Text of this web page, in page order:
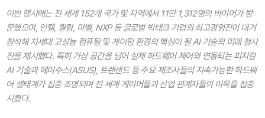
이번 행사에는 전 세계 152개 국가 및 지역에서 11만 1,312명의 바이어가 방
문했으며, 인텔, 퀄컴, 마벨, NXP 등 글로벌 빅테크 기업의 최고경영진이 대거
참석해 차세대 고성능 컴퓨팅 및 게이밍 환경의 핵심이 될 AI 기술의 미래 청사
진을 제시했다. 특히 가상 공간을 넘어 실제 하드웨어 제어와 연동되는 피지컬
AI 기술과 에이수스(ASUS), 트랜센드 등 주요 제조사들의 지속가능한 하드웨
어 생태계가 집중 조명되며 전 세계 게이머들과 산업 관계자들의 이목을 집중
시켰다.